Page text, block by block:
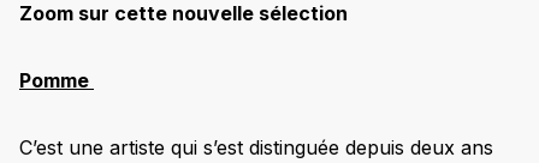
Zoom sur cette nouvelle sélection
Pomme
C’est une artiste qui s’est distinguée depuis deux ans